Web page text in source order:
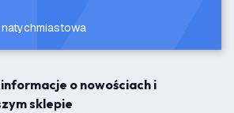
sklepie